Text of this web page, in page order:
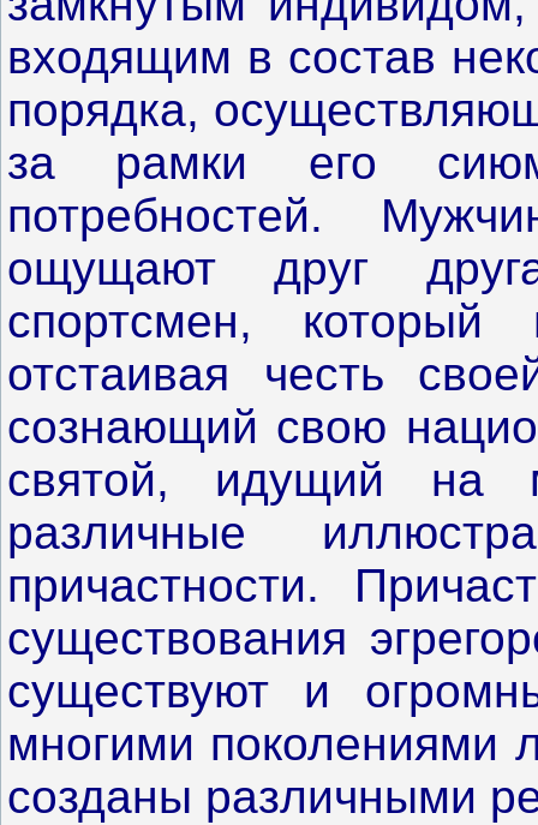
входящим в состав
порядка,
за рамки его
потребностей.
ощущают друг
спортсмен, который
отстаивая честь
сознающий свою
святой, идущий на
различные
причастности.
существования
существуют и
многими поколениями
созданы различными